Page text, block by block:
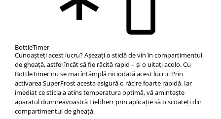
BottleTimer
Cunoaşteţi acest lucru? Aşezaţi o sticlă de vin în compartimentul
de gheaţă, astfel încât să fie răcită rapid – şi o uitaţi acolo. Cu
BottleTimer nu se mai întâmplă niciodată acest lucru: Prin
activarea SuperFrost acesta asigură o răcire foarte rapidă. Iar
imediat ce sticla a atins temperatura optimă, vă aminteşte
aparatul dumneavoastră Liebherr prin aplicaţie să o scoateţi din
compartimentul de gheaţă.